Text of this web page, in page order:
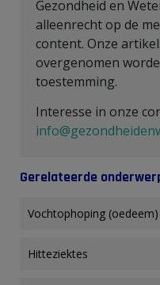
Gezondheid en
alleenrecht op de
content. Onze
overgenomen
toestemming.
Interesse in onze
Gerelateerde
Vochtophoping
Hitteziektes